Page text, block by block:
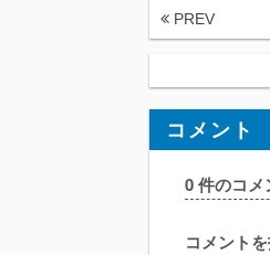
PREV
コメント
0 件のコメ
コメント